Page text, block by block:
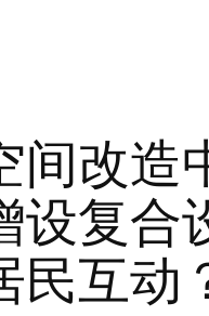
改造
设复
互动